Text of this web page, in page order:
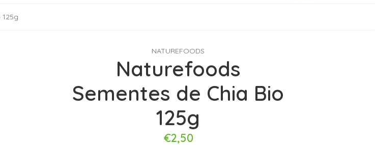
NATUREFOODS
Naturefoods
Sementes de Chia Bio
125g
€2,50